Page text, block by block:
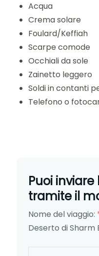
Acqua
Crema solare
Foulard/Keffiah
Scarpe comode
Occhiali da sole
Zainetto leggero
Soldi in contanti
Telefono o
Puoi
tramite il
Nome del viaggio:
Deserto di Sharm